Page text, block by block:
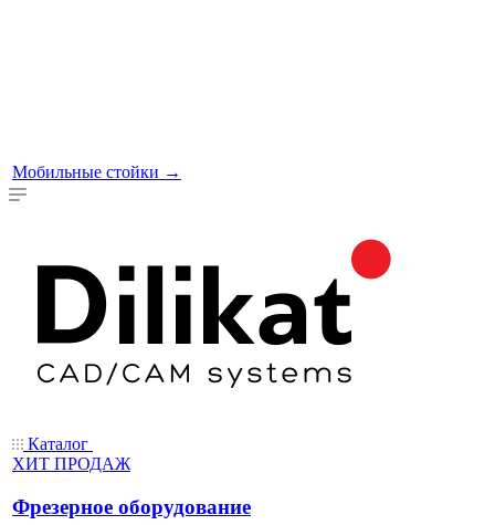
Мобильные стойки →
Каталог
ХИТ ПРОДАЖ
Фрезерное оборудование